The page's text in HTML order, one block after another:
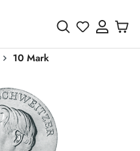
Du hast 0
10 Mark